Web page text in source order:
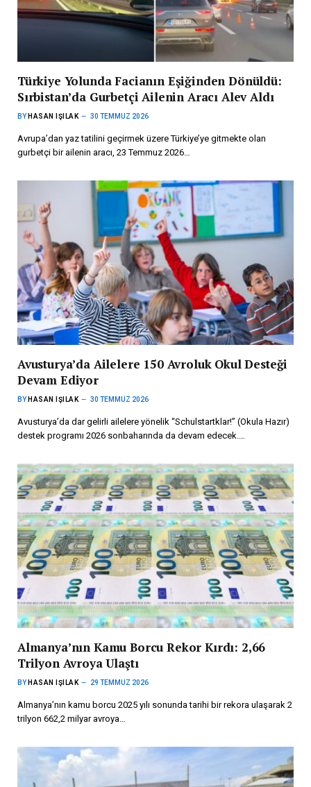
Türkiye Yolunda Facianın Eşiğinden Dönüldü:
Sırbistan’da Gurbetçi Ailenin Aracı Alev Aldı
BY HASAN IŞILAK 30 TEMMUZ 2026
Avrupa’dan yaz tatilini geçirmek üzere Türkiye’ye gitmekte olan
gurbetçi bir ailenin aracı, 23 Temmuz 2026…
Avusturya’da Ailelere 150 Avroluk Okul Desteği
Devam Ediyor
BY HASAN IŞILAK 30 TEMMUZ 2026
Avusturya’da dar gelirli ailelere yönelik “Schulstartklar!” (Okula Hazır)
destek programı 2026 sonbaharında da devam edecek.…
Almanya’nın Kamu Borcu Rekor Kırdı: 2,66
Trilyon Avroya Ulaştı
BY HASAN IŞILAK 29 TEMMUZ 2026
Almanya’nın kamu borcu 2025 yılı sonunda tarihi bir rekora ulaşarak 2
trilyon 662,2 milyar avroya…